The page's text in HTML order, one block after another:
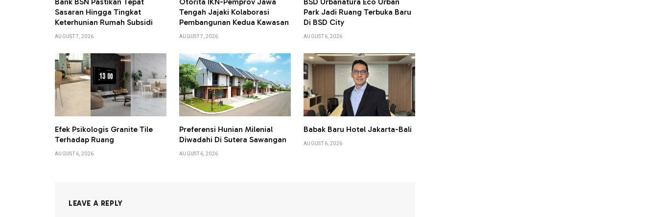
Sasaran Hingga Tingkat
Keterhunian Rumah Subsidi
AUGUST 7, 2026
Tengah Jajaki Kolaborasi
Pembangunan Kedua Kawasan
AUGUST 7, 2026
Park Jadi Ruang Terbuka Baru
Di BSD City
AUGUST 6, 2026
Efek Psikologis Granite Tile
Terhadap Ruang
AUGUST 6, 2026
Preferensi Hunian Milenial
Diwadahi Di Sutera Sawangan
AUGUST 6, 2026
Babak Baru Hotel Jakarta-Bali
AUGUST 6, 2026
LEAVE A REPLY